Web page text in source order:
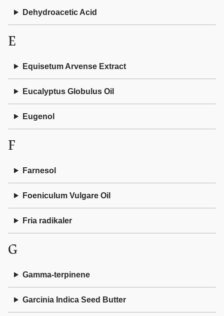
Dehydroacetic Acid
E
Equisetum Arvense Extract
Eucalyptus Globulus Oil
Eugenol
F
Farnesol
Foeniculum Vulgare Oil
Fria radikaler
G
Gamma-terpinene
Garcinia Indica Seed Butter